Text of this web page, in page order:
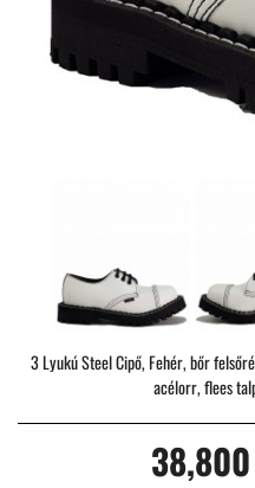
3 Lyukú Steel Cipő, Fehér, bőr
acélorr, flees